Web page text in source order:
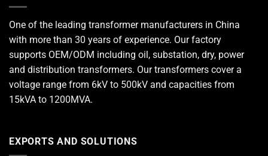
One of the leading transformer manufacturers in China
with more than 30 years of experience. Our factory
supports OEM/ODM including oil, substation, dry, power
and distribution transformers. Our transformers cover a
voltage range from 6kV to 500kV and capacities from
15kVA to 1200MVA.
EXPORTS AND SOLUTIONS